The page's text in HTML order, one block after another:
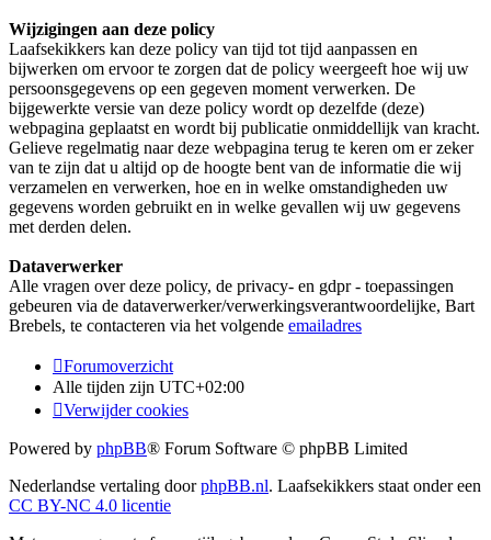
Wijzigingen aan deze policy
Laafsekikkers kan deze policy van tijd tot tijd aanpassen en
bijwerken om ervoor te zorgen dat de policy weergeeft hoe wij uw
persoonsgegevens op een gegeven moment verwerken. De
bijgewerkte versie van deze policy wordt op dezelfde (deze)
webpagina geplaatst en wordt bij publicatie onmiddellijk van kracht.
Gelieve regelmatig naar deze webpagina terug te keren om er zeker
van te zijn dat u altijd op de hoogte bent van de informatie die wij
verzamelen en verwerken, hoe en in welke omstandigheden uw
gegevens worden gebruikt en in welke gevallen wij uw gegevens
met derden delen.
Dataverwerker
Alle vragen over deze policy, de privacy- en gdpr - toepassingen
gebeuren via de dataverwerker/verwerkingsverantwoordelijke, Bart
Brebels, te contacteren via het volgende emailadres
Forumoverzicht
Alle tijden zijn UTC+02:00
Verwijder cookies
Powered by phpBB® Forum Software © phpBB Limited
Nederlandse vertaling doorphpBB.nl. Laafsekikkers staat onder een
CC BY-NC 4.0 licentie